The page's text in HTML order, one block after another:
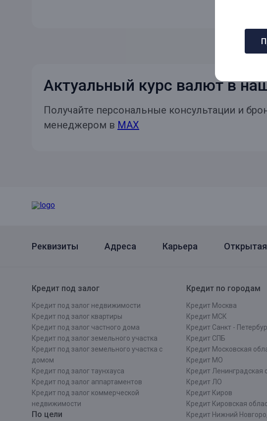
Актуальный курс валют в
Получайте персональные консультации и
менеджером в MAX
Реквизиты Адреса Карьера
Кредит под залог
Кредит под залог недвижимости
Кредит под залог квартиры
Кредит под залог частного дома
Кредит под залог земельного участка
Кредит под залог земельного участка с
домом
Кредит под залог таунхауса
Кредит под залог аппартаментов
Кредит под залог коммерческой
недвижимости
По цели
Кредит по городам
Кредит Москва
Кредит МСК
Кредит Санкт -
Кредит СПБ
Кредит Московская
Кредит МО
Кредит Ленинградская
Кредит ЛО
Кредит Киров
Кредит Кировская
Кредит Нижний